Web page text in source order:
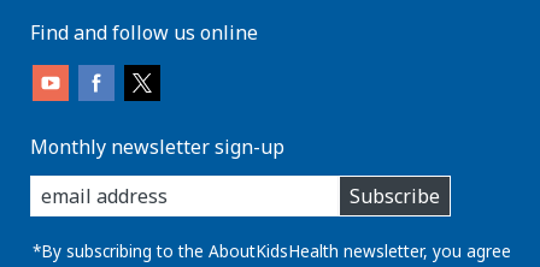
Find and follow us online
Monthly newsletter sign-up
enter
you
email
address:
Subscribe
*By subscribing to the AboutKidsHealth newsletter, you agree